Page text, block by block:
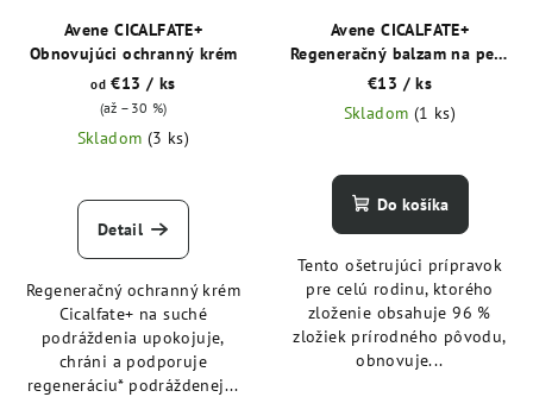
Avene CICALFATE+
Obnovujúci ochranný krém
od €13/ ks
(až –30 %)
Skladom (3 ks)
Detail
Regeneračný ochranný krém
Cicalfate+ na suché
podráždenia upokojuje,
chráni a podporuje
regeneráciu* podráždenej...
Avene CICALFATE+
Regeneračný balzam na pery
12 ml
€13 / ks
Skladom (1 ks)
Do košíka
Tento ošetrujúci prípravok
pre celú rodinu, ktorého
zloženie obsahuje 96 %
zložiek prírodného pôvodu,
obnovuje...